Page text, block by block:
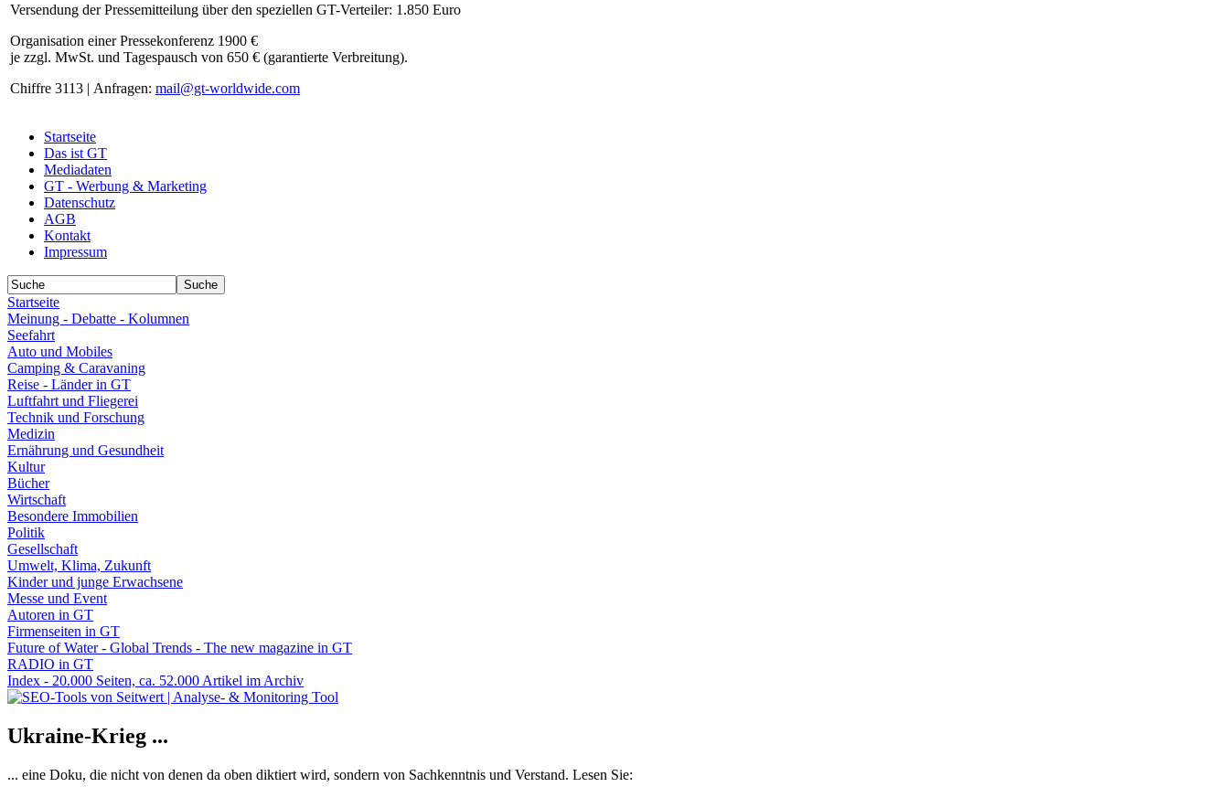
Versendung der Pressemitteilung über den speziellen GT-Verteiler: 1.850 Euro
Organisation einer Pressekonferenz 1900 €
je zzgl. MwSt. und Tagespausch von 650 € (garantierte Verbreitung).
Chiffre 3113 | Anfragen: mail@gt-worldwide.com
Startseite
Das ist GT
Mediadaten
GT - Werbung & Marketing
Datenschutz
AGB
Kontakt
Impressum
Startseite
Meinung - Debatte - Kolumnen
Seefahrt
Auto und Mobiles
Camping & Caravaning
Reise - Länder in GT
Luftfahrt und Fliegerei
Technik und Forschung
Medizin
Ernährung und Gesundheit
Kultur
Bücher
Wirtschaft
Besondere Immobilien
Politik
Gesellschaft
Umwelt, Klima, Zukunft
Kinder und junge Erwachsene
Messe und Event
Autoren in GT
Firmenseiten in GT
Future of Water - Global Trends - The new magazine in GT
RADIO in GT
Index - 20.000 Seiten, ca. 52.000 Artikel im Archiv
Ukraine-Krieg ...
... eine Doku, die nicht von denen da oben diktiert wird, sondern von Sachkenntnis und Verstand. Lesen Sie: